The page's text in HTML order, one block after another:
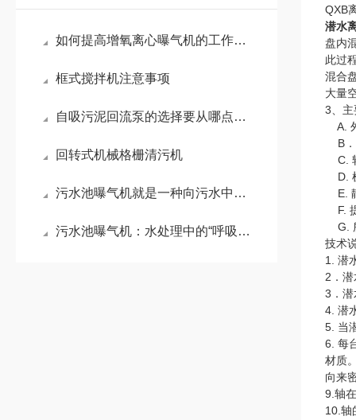
如何提高增氧离心曝气机的工作效率？
框式搅拌机注意事项
自吸污泥回流泵的选择要从哪点入手？
回转式机械格栅清污机
污水池曝气机就是一种向污水中强制充入空气的机械装置
污水池曝气机：水处理中的“呼吸引擎”
QXB
潜水
盘内
此过
混合
大量
3、主
A.
B
C.
D.
E.
F.
G.
技术
1. 潜
2．
3．潜
4. 潜
5. 当
6. 每
材质
向来
9.轴
10.轴